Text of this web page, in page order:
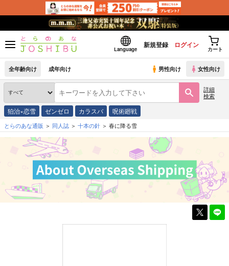
Language
新規登録 ログイン
カート
全年齢向け 成年向け 男性向け 女性向け
詳細
検索
狛治×恋雪 ゼンゼロ カラスバ 呪術廻戦
とらのあな通販 同人誌 十本の針 春に降る雪